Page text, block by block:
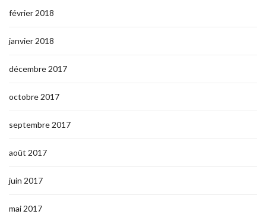
février 2018
janvier 2018
décembre 2017
octobre 2017
septembre 2017
août 2017
juin 2017
mai 2017